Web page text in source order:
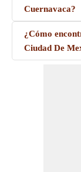
Cuernavaca?
¿Cómo
Ciudad De